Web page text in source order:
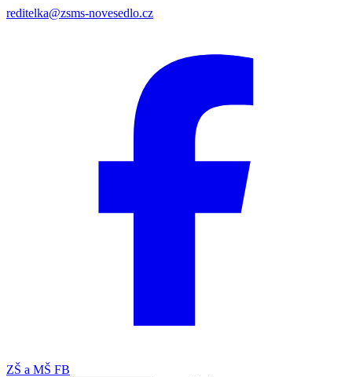
reditelka@zsms-novesedlo.cz
ZŠ a MŠ FB